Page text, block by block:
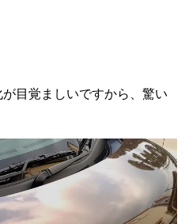
目覚ましいですから、驚い